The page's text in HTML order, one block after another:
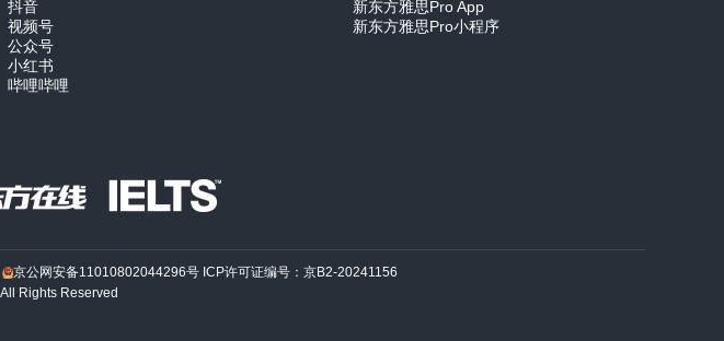
抖音
视频号
公众号
小红书
哔哩哔哩
新东方雅思Pro App
新东方雅思Pro小程序
京公网安备11010802044296号 ICP许可证编号：京B2-20241156
Rights Reserved